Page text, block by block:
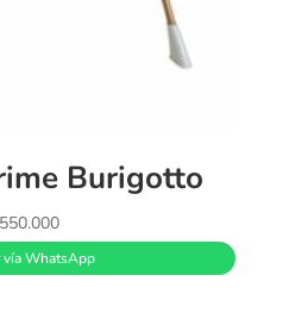
Burigotto
550.000
vía WhatsApp